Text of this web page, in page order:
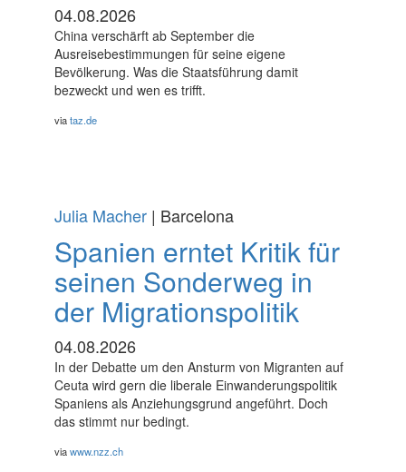
04.08.2026
China verschärft ab September die
Ausreisebestimmungen für seine eigene
Bevölkerung. Was die Staatsführung damit
bezweckt und wen es trifft.
viataz.de
Julia Macher | Barcelona
Spanien erntet Kritik für
seinen Sonderweg in
der Migrationspolitik
04.08.2026
In der Debatte um den Ansturm von Migranten auf
Ceuta wird gern die liberale Einwanderungspolitik
Spaniens als Anziehungsgrund angeführt. Doch
das stimmt nur bedingt.
viawww.nzz.ch